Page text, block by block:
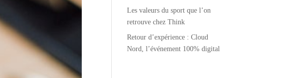
Les valeurs du sport que l’on
retrouve chez Think
Retour d’expérience : Cloud
Nord, l’événement 100% digital